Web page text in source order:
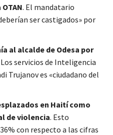
. El mandatario
ser castigados» por
al alcalde de Odesa por
Los servicios de Inteligencia
Trujanov es «ciudadano del
en Haití como
de violencia. Esto
con respecto a las cifras